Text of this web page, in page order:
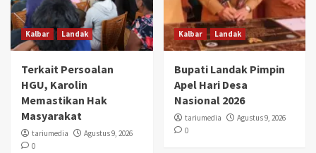
Kalbar Landak
Terkait Persoalan
HGU, Karolin
Memastikan Hak
Masyarakat
tariumedia
Agustus 9, 2026
0
Kalbar Landak
Bupati Landak Pimpin
Apel Hari Desa
Nasional 2026
tariumedia
Agustus 9, 2026
0